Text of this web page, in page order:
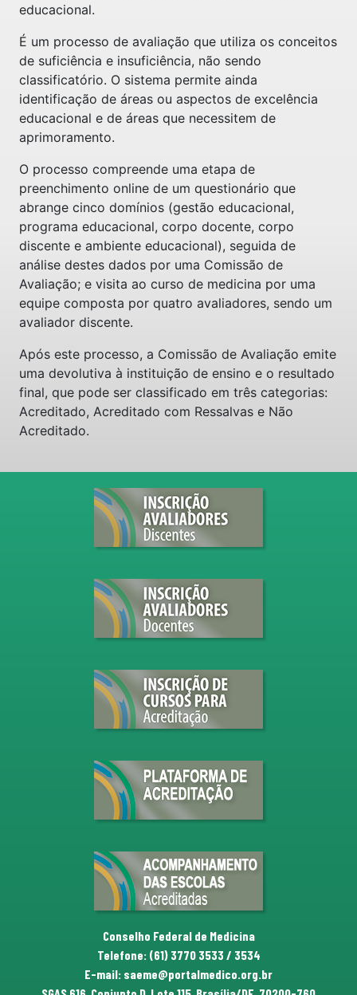
educacional.
É um processo de avaliação que utiliza os conceitos
de suficiência e insuficiência, não sendo
classificatório. O sistema permite ainda
identificação de áreas ou aspectos de excelência
educacional e de áreas que necessitem de
aprimoramento.
O processo compreende uma etapa de
preenchimento online de um questionário que
abrange cinco domínios (gestão educacional,
programa educacional, corpo docente, corpo
discente e ambiente educacional), seguida de
análise destes dados por uma Comissão de
Avaliação; e visita ao curso de medicina por uma
equipe composta por quatro avaliadores, sendo um
avaliador discente.
Após este processo, a Comissão de Avaliação emite
uma devolutiva à instituição de ensino e o resultado
final, que pode ser classificado em três categorias:
Acreditado, Acreditado com Ressalvas e Não
Acreditado.
Conselho Federal de Medicina
Telefone: (61) 3770 3533 / 3534
E-mail: saeme@portalmedico.org.br